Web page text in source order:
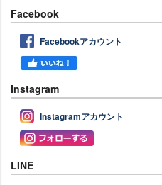
Facebook
Facebookアカウント
Instagram
Instagramアカウント
LINE